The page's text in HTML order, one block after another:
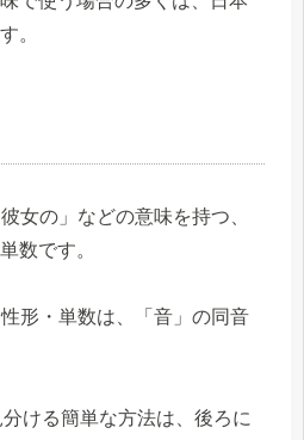
。
女の」などの意味を持つ、
数です。
形・単数は、「音」の同音
ける簡単な方法は、後ろに